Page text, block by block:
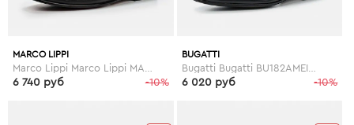
MARCO LIPPI
-10%
6 740 руб
BUGATTI
-10%
6 020 руб